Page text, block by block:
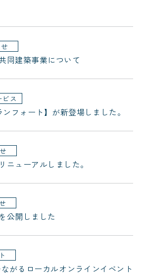
同建築事業について
ビス
ンフォート】が新登場しました。
ニューアルしました。
公開しました
がるローカルオンラインイベント